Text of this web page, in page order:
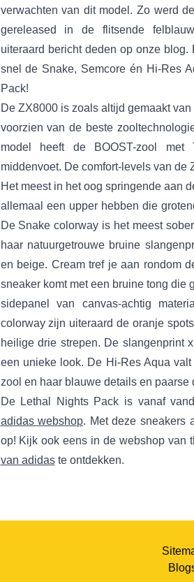
verwachten van dit model. Zo werd
gereleased in de flitsende
uiteraard bericht deden op onze
snel de Snake, Semcore én Hi-Res
Pack!
De ZX8000 is zoals altijd gemaakt
voorzien van de beste
model heeft de BOOST-zool met
middenvoet. De comfort-levels van de
Het meest in het oog springende aan
allemaal een upper hebben die
De Snake colorway is het meest
haar natuurgetrouwe bruine
en beige. Cream tref je aan rondom
sneaker komt met een bruine tong die
sidepanel van canvas-achtig
colorway zijn uiteraard de oranje
heilige drie strepen. De slangenprint
een unieke look. De Hi-Res Aqua
zool en haar blauwe details en paarse
De Lethal Nights Pack is vanaf
adidas webshop. Met deze sneakers
op! Kijk ook eens in de webshop van
van adidaste ontdekken.